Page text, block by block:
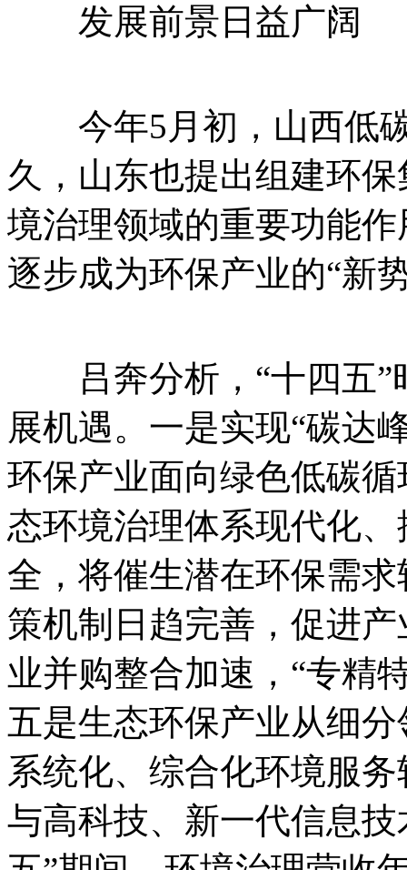
发展前景日益广阔
今年5月初，山西低碳
久，山东也提出组建环
境治理领域的重要功能
逐步成为环保产业的“新
吕奔分析，“十四五”
展机遇。一是实现“碳达
环保产业面向绿色低碳
态环境治理体系现代化
全，将催生潜在环保需
策机制日趋完善，促进
业并购整合加速，“专精
五是生态环保产业从细
系统化、综合化环境服
与高科技、新一代信息